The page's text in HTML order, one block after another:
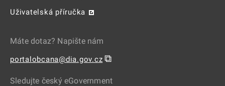
Uživatelská příručka
Máte dotaz? Napište nám
portalobcana@dia.gov.cz ⧉
Sledujte český eGovernment